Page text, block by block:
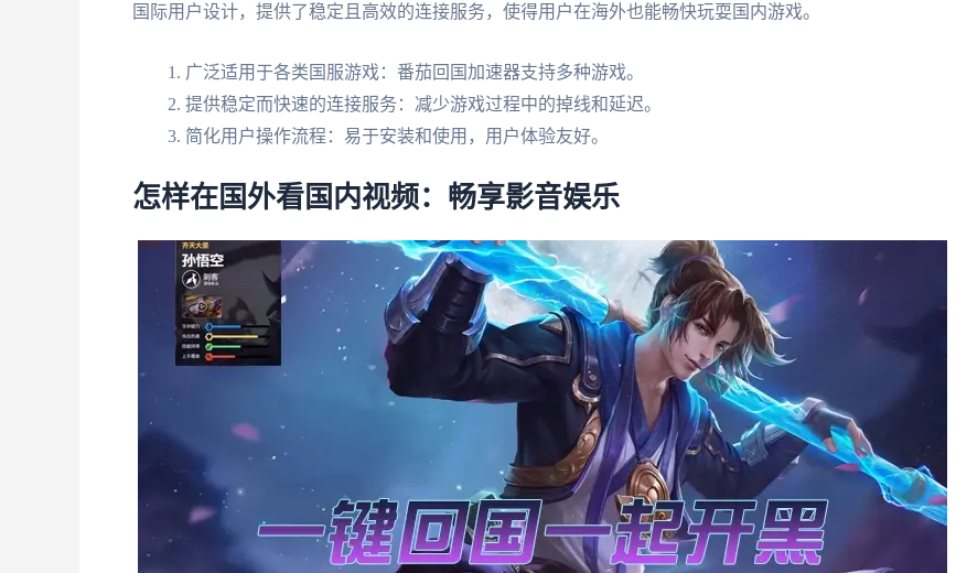
国际用户设计，提供了稳定且高效的连接服务，使得用户在海外也能畅快玩耍国内游戏。
广泛适用于各类国服游戏：番茄回国加速器支持多种游戏。
提供稳定而快速的连接服务：减少游戏过程中的掉线和延迟。
简化用户操作流程：易于安装和使用，用户体验友好。
怎样在国外看国内视频：畅享影音娱乐